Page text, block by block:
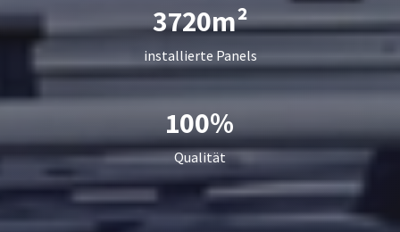
3720m²
installierte Panels
100%
Qualität